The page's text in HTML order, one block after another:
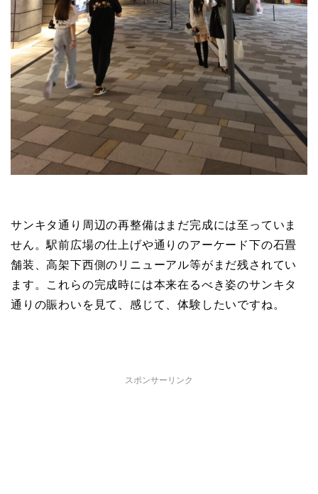
サンキタ通り周辺の再整備はまだ完成には至っていま
せん。駅前広場の仕上げや通りのアーケード下の石畳
舗装、高架下西側のリニューアル等がまだ残されてい
ます。これらの完成時には本来在るべき姿のサンキタ
通りの賑わいを見て、感じて、体験したいですね。
スポンサーリンク